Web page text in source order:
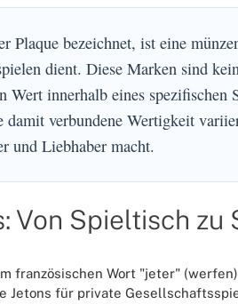
Plaque bezeichnet, ist eine
dient. Diese Marken sind
Wert innerhalb eines
verbundene Wertigkeit
und Liebhaber macht.
Von Spieltisch
französischen Wort "jeter"
Jetons für private